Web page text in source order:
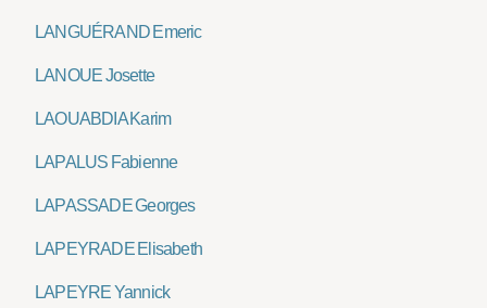
LANGUÉRAND Emeric
LANOUE Josette
LAOUABDIA Karim
LAPALUS Fabienne
LAPASSADE Georges
LAPEYRADE Elisabeth
LAPEYRE Yannick